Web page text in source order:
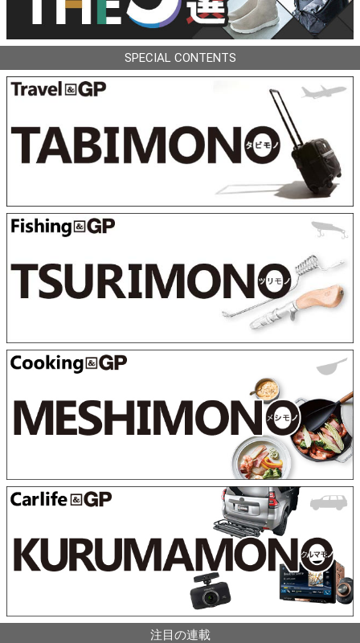
SPECIAL CONTENTS
注目の連載